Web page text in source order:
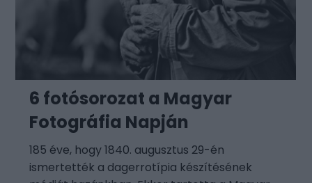
6 fotósorozat a Magyar
Fotográfia Napján
185 éve, hogy 1840. augusztus 29-én
ismertették a dagerrotípia készítésének